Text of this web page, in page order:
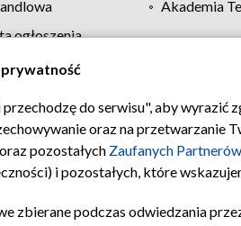
Akademia
ogłoszenia
Regulamin TVP
prywatność
do serwisu", aby wyrazić
oraz na przetwarzanie
oraz pozostałych Zaufanych
i pozostałych, które
zbierane podczas odwiedzania